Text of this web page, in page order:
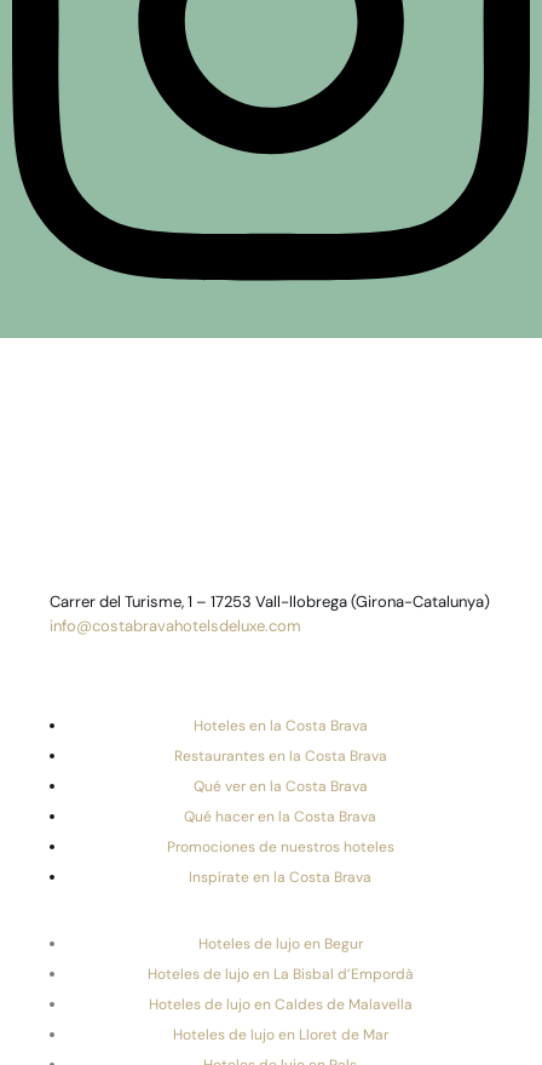
Carrer del Turisme, 1 – 17253 Vall-llobrega (Girona-Catalunya)
info@costabravahotelsdeluxe.com
Hoteles en la Costa Brava
Restaurantes en la Costa Brava
Qué ver en la Costa Brava
Qué hacer en la Costa Brava
Promociones de nuestros hoteles
Inspírate en la Costa Brava
Hoteles de lujo en Begur
Hoteles de lujo en La Bisbal d’Empordà
Hoteles de lujo en Caldes de Malavella
Hoteles de lujo en Lloret de Mar